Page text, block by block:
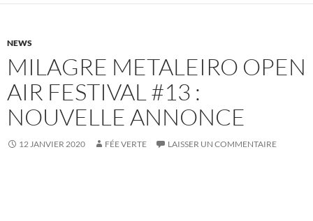
NEWS
MILAGRE METALEIRO OPEN
AIR FESTIVAL #13 :
NOUVELLE ANNONCE
12 JANVIER 2020 FÉE VERTE LAISSER UN COMMENTAIRE